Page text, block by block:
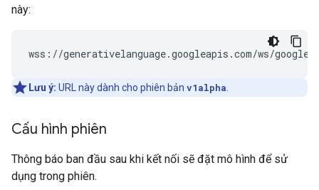
này:
Lưu ý: URL này dành cho phiên bản v1alpha
Cấu hình phiên
Thông báo ban đầu sau khi kết nối sẽ đặt mô hình để sử
dụng trong phiên.